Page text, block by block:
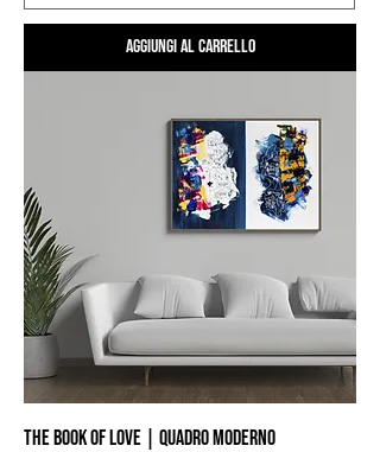
Aggiungi al carrello
The Book of Love | Quadro Moderno